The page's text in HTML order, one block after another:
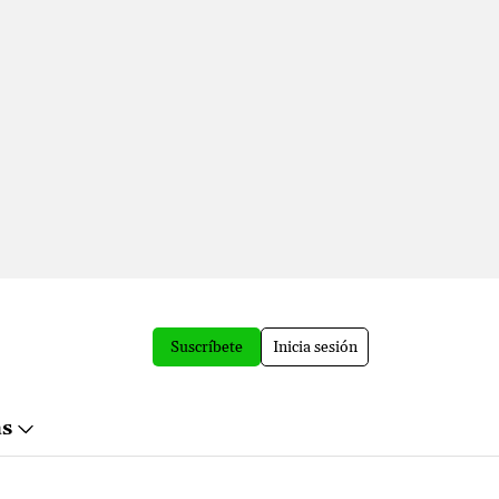
Suscríbete Inicia sesión